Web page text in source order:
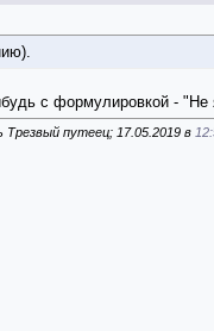
с формулировкой - "Не
Трезвый путеец; 17.05.2019 в